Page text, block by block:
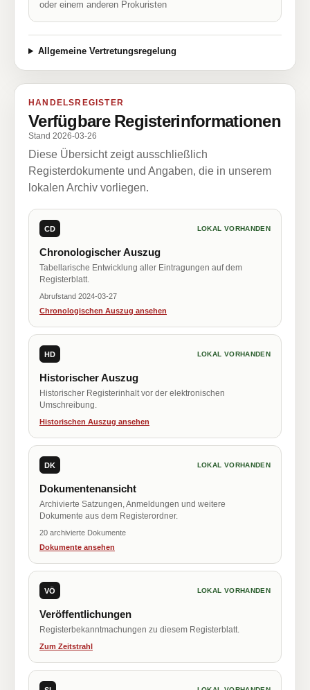
oder einem anderen Prokuristen
Allgemeine Vertretungsregelung
HANDELSREGISTER
Verfügbare Registerinformationen
Stand 2026-03-26
Diese Übersicht zeigt ausschließlich
Registerdokumente und Angaben, die in unserem
lokalen Archiv vorliegen.
CD LOKAL VORHANDEN
Chronologischer Auszug
Tabellarische Entwicklung aller Eintragungen auf dem
Registerblatt.
Abrufstand 2024-03-27
Chronologischen Auszug ansehen
HD LOKAL VORHANDEN
Historischer Auszug
Historischer Registerinhalt vor der elektronischen
Umschreibung.
Historischen Auszug ansehen
DK LOKAL VORHANDEN
Dokumentenansicht
Archivierte Satzungen, Anmeldungen und weitere
Dokumente aus dem Registerordner.
20 archivierte Dokumente
Dokumente ansehen
VÖ LOKAL VORHANDEN
Veröffentlichungen
Registerbekanntmachungen zu diesem Registerblatt.
Zum Zeitstrahl